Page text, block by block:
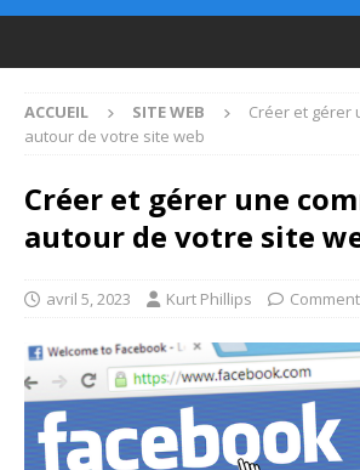
ACCUEIL SITE WEB
Créer et gérer
autour de votre site web
Créer et gérer une
autour de votre site
avril 5, 2023 Kurt Phillips